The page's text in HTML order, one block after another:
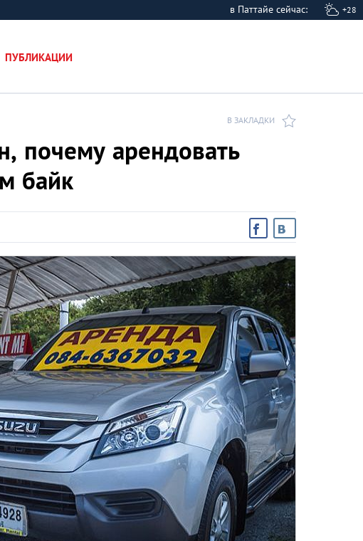
в Паттайе сейчас: +28
ПУБЛИКАЦИИ
В ЗАКЛАДКИ
почему арендовать
байк